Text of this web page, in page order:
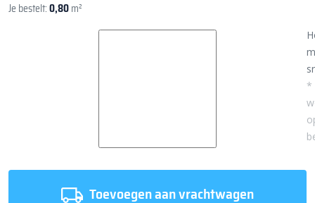
Je bestelt:0,80m²
*
Toevoegen aan vrachtwagen